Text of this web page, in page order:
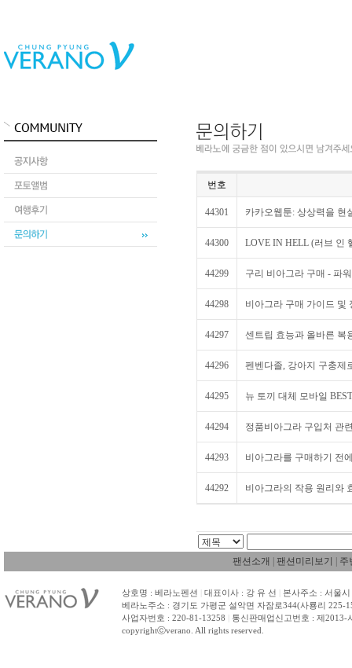
번호
44301 카카오웹툰: 상상력을 현
44300 LOVE IN HELL (러브 인
44299 구리 비아그라 구매 - 파
44298 비아그라 구매 가이드 및
44297 센트립 효능과 올바른 복
44296 펜벤다졸, 강아지 구충제
44295 뉴 토끼 대체 모바일
44294 정품비아그라 구입처 관
44293 비아그라를 구매하기 전
44292 비아그라의 작용 원리와
팬션소개 팬션미리보기 주
상호명 : 베라노펜션 대표이사 : 강 유 선
본사주소 : 서울
베라노주소 : 경기도 가평군 설악면 자잠로344(사룡리 225-
사업자번호 : 220-81-13258
통신판매업신고번호 : 제2013-
copyrightⓒverano. All rights reserved.